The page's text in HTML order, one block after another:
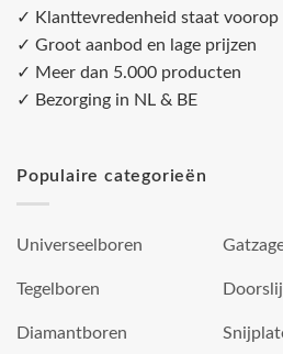
✓ Klanttevredenheid staat voorop
✓ Groot aanbod en lage prijzen
✓ Meer dan 5.000 producten
✓ Bezorging in NL & BE
Populaire categorieën
Universeelboren
Tegelboren
Diamantboren